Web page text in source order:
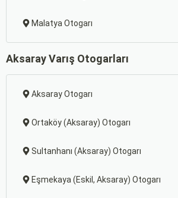
Malatya Otogarı
Aksaray Varış Otogarları
Aksaray Otogarı
Ortaköy (Aksaray) Otogarı
Sultanhanı (Aksaray) Otogarı
Eşmekaya (Eskil, Aksaray) Otogarı